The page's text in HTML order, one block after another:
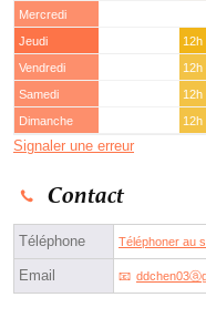
Mercredi
Jeudi
12h
Vendredi
12h
Samedi
12h
Dimanche
12h
Signaler une erreur
Contact
Téléphone Téléphoner au
Email